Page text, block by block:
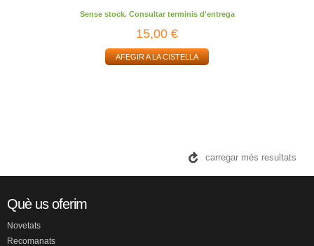
Sense stock. Consultar terminis d'entrega
15,00 €
AFEGIR A LA CISTELLA
carregar més resultats
Què us oferim
Novetats
Recomanats